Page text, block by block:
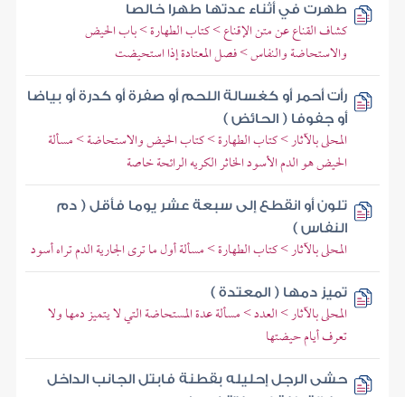
طهرت في أثناء عدتها طهرا خالصا
كشاف القناع عن متن الإقناع > كتاب الطهارة > باب الحيض
والاستحاضة والنفاس > فصل المعتادة إذا استحيضت
رأت أحمر أو كغسالة اللحم أو صفرة أو كدرة أو بياضا
أو جفوفا ( الحائض )
المحلى بالآثار > كتاب الطهارة > كتاب الحيض والاستحاضة > مسألة
الحيض هو الدم الأسود الخاثر الكريه الرائحة خاصة
تلون أو انقطع إلى سبعة عشر يوما فأقل ( دم
النفاس )
المحلى بالآثار > كتاب الطهارة > مسألة أول ما ترى الجارية الدم تراه أسود
تميز دمها ( المعتدة )
المحلى بالآثار > العدد > مسألة عدة المستحاضة التي لا يتميز دمها ولا
تعرف أيام حيضتها
حشى الرجل إحليله بقطنة فابتل الجانب الداخل